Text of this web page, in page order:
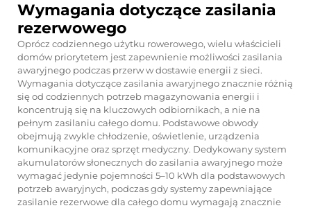
Wymagania dotyczące zasilania
rezerwowego
Oprócz codziennego użytku rowerowego, wielu właścicieli
domów priorytetem jest zapewnienie możliwości zasilania
awaryjnego podczas przerw w dostawie energii z sieci.
Wymagania dotyczące zasilania awaryjnego znacznie różnią
się od codziennych potrzeb magazynowania energii i
koncentrują się na kluczowych odbiornikach, a nie na
pełnym zasilaniu całego domu. Podstawowe obwody
obejmują zwykle chłodzenie, oświetlenie, urządzenia
komunikacyjne oraz sprzęt medyczny. Dedykowany system
akumulatorów słonecznych do zasilania awaryjnego może
wymagać jedynie pojemności 5–10 kWh dla podstawowych
potrzeb awaryjnych, podczas gdy systemy zapewniające
zasilanie rezerwowe dla całego domu wymagają znacznie